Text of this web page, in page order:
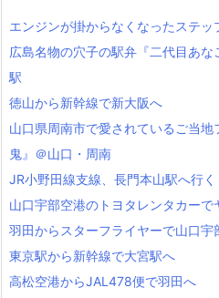
エンジンが掛からなくなったステッ
広島名物の穴子の駅弁『二代目あ
駅
徳山から新幹線で新大阪へ
山口県周南市で愛されているご当
鬼』＠山口・周南
JR小野田線支線、長門本山駅へ行く
山口宇部空港のトヨタレンタカーで
羽田からスターフライヤーで山口宇
東京駅から新幹線で大宮駅へ
高松空港からJAL478便で羽田へ